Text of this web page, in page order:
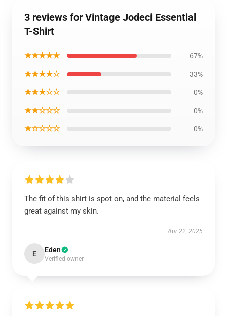
3 reviews for Vintage Jodeci Essential
T-Shirt
★★★★★ 67%
★★★★☆ 33%
★★★☆☆ 0%
★★☆☆☆ 0%
★☆☆☆☆ 0%
The fit of this shirt is spot on, and the material feels
great against my skin.
Apr 22, 2025
E Eden
Verified owner